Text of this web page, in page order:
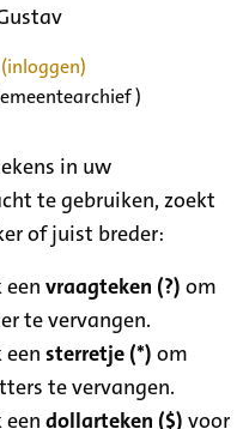
)
in uw
te gebruiken, zoekt
of juist breder:
eenvraagteken (?) om
te vervangen.
eensterretje (*) om
te vervangen.
eendollarteken ($) voor